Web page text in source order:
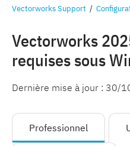
Vectorworks Support /
Vectorworks
requises sous
Dernière mise à jour : 30/
Professionnel